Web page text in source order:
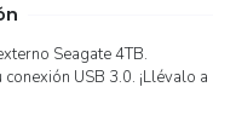
Seagate 4TB.
USB 3.0. ¡Llévalo a